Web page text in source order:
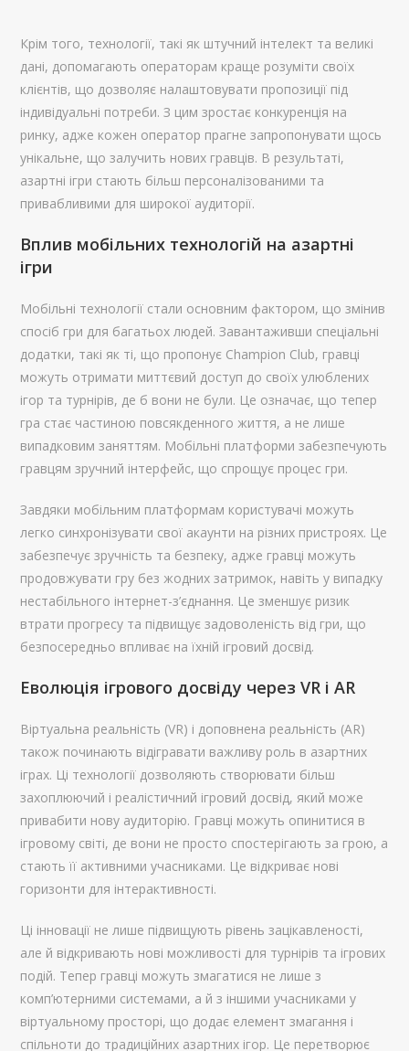
Крім того, технології, такі як штучний інтелект та великі
дані, допомагають операторам краще розуміти своїх
клієнтів, що дозволяє налаштовувати пропозиції під
індивідуальні потреби. З цим зростає конкуренція на
ринку, адже кожен оператор прагне запропонувати щось
унікальне, що залучить нових гравців. В результаті,
азартні ігри стають більш персоналізованими та
привабливими для широкої аудиторії.
Вплив мобільних технологій на азартні
ігри
Мобільні технології стали основним фактором, що змінив
спосіб гри для багатьох людей. Завантаживши спеціальні
додатки, такі як ті, що пропонує Champion Club, гравці
можуть отримати миттєвий доступ до своїх улюблених
ігор та турнірів, де б вони не були. Це означає, що тепер
гра стає частиною повсякденного життя, а не лише
випадковим заняттям. Мобільні платформи забезпечують
гравцям зручний інтерфейс, що спрощує процес гри.
Завдяки мобільним платформам користувачі можуть
легко синхронізувати свої акаунти на різних пристроях. Це
забезпечує зручність та безпеку, адже гравці можуть
продовжувати гру без жодних затримок, навіть у випадку
нестабільного інтернет-з’єднання. Це зменшує ризик
втрати прогресу та підвищує задоволеність від гри, що
безпосередньо впливає на їхній ігровий досвід.
Еволюція ігрового досвіду через VR і AR
Віртуальна реальність (VR) і доповнена реальність (AR)
також починають відігравати важливу роль в азартних
іграх. Ці технології дозволяють створювати більш
захоплюючий і реалістичний ігровий досвід, який може
привабити нову аудиторію. Гравці можуть опинитися в
ігровому світі, де вони не просто спостерігають за грою, а
стають її активними учасниками. Це відкриває нові
горизонти для інтерактивності.
Ці інновації не лише підвищують рівень зацікавленості,
але й відкривають нові можливості для турнірів та ігрових
подій. Тепер гравці можуть змагатися не лише з
комп’ютерними системами, а й з іншими учасниками у
віртуальному просторі, що додає елемент змагання і
спільноти до традиційних азартних ігор. Це перетворює